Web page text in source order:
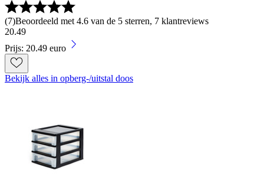
(7)Beoordeeld met 4.6 van de 5 sterren, 7 klantreviews
20.49
Prijs: 20.49 euro
Bekijk alles in opberg-/uitstal doos